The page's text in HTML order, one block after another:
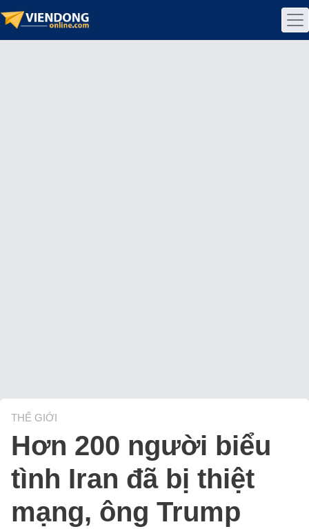
THẾ GIỚI
Hơn 200 người biểu
tình Iran đã bị thiệt
mạng, ông Trump